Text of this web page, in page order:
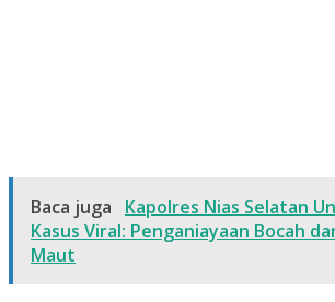
Baca juga
Kapolres Nias Selatan
Kasus Viral: Penganiayaan Bocah
Maut